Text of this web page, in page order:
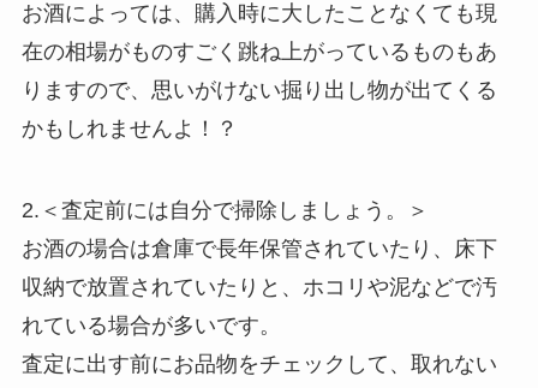
お酒によっては、購入時に大したことなくても現
在の相場がものすごく跳ね上がっているものもあ
りますので、思いがけない掘り出し物が出てくる
かもしれませんよ！？
2.＜査定前には自分で掃除しましょう。＞
お酒の場合は倉庫で長年保管されていたり、床下
収納で放置されていたりと、ホコリや泥などで汚
れている場合が多いです。
査定に出す前にお品物をチェックして、取れない